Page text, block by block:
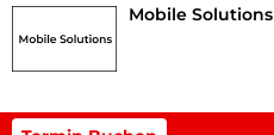
Mobile Solutions